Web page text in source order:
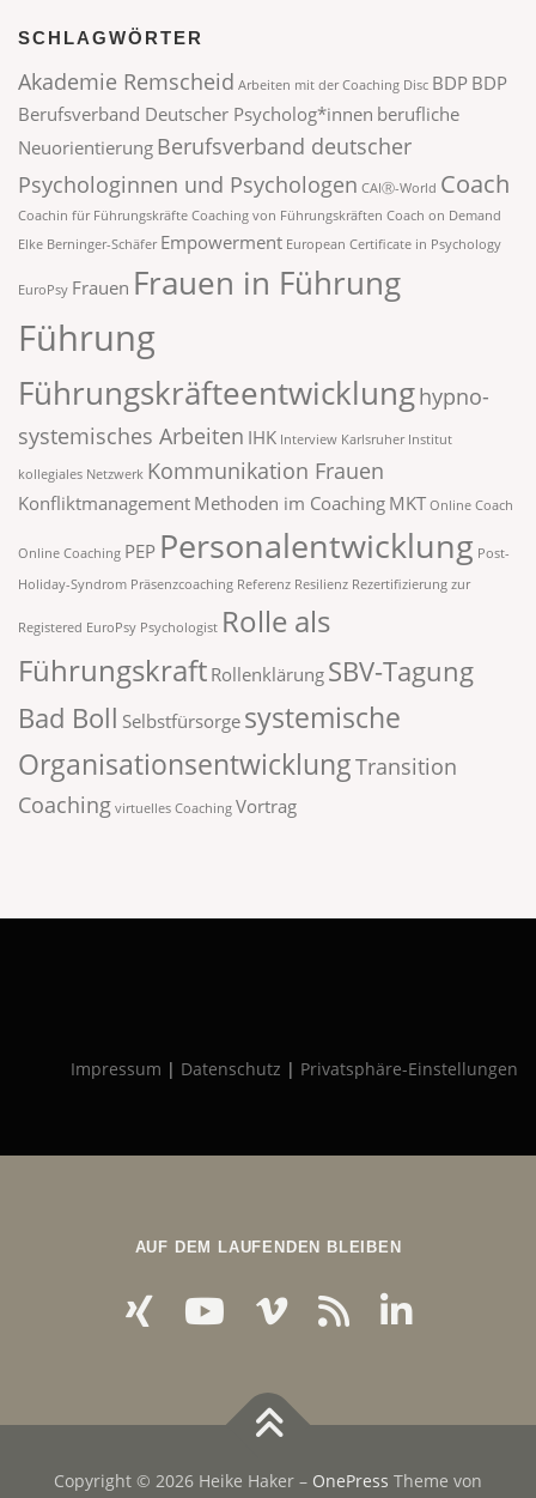
SCHLAGWÖRTER
Akademie Remscheid Arbeiten mit der Coaching Disc BDP BDP
Berufsverband Deutscher Psycholog*innen berufliche
Neuorientierung Berufsverband deutscher
Psychologinnen und Psychologen CAIⓇ-World Coach
Coachin für Führungskräfte Coaching von Führungskräften Coach on Demand
Elke Berninger-Schäfer Empowerment European Certificate in Psychology
EuroPsy Frauen Frauen in Führung
Führung
Führungskräfteentwicklunghypno-
systemisches Arbeiten IHK Interview Karlsruher Institut
kollegiales Netzwerk Kommunikation Frauen
Konfliktmanagement Methoden im Coaching MKT Online Coach
Online Coaching PEP Personalentwicklung Post-
Holiday-Syndrom Präsenzcoaching Referenz Resilienz Rezertifizierung zur
Registered EuroPsy Psychologist Rolle als
Führungskraft Rollenklärung SBV-Tagung
Bad Boll Selbstfürsorge systemische
OrganisationsentwicklungTransition
Coaching virtuelles Coaching Vortrag
Impressum | Datenschutz | Privatsphäre-Einstellungen
AUF DEM LAUFENDEN BLEIBEN
Copyright © 2026 Heike Haker – OnePress Theme von